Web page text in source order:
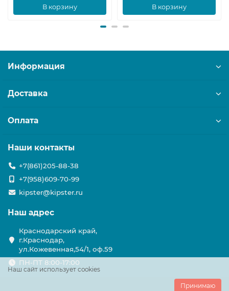
В корзину В корзину
Наш сайт использует cookies
Принимаю
Информация
Доставка
Оплата
Наши контакты
+7(861)205-88-38
+7(958)609-70-99
kipster@kipster.ru
Наш адрес
Краснодарский край,
г.Краснодар,
ул.Кожевенная,54/1, оф.59
ПН-ПТ 8:00-17:00